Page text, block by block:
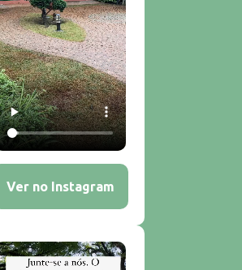
Ver no Instagram